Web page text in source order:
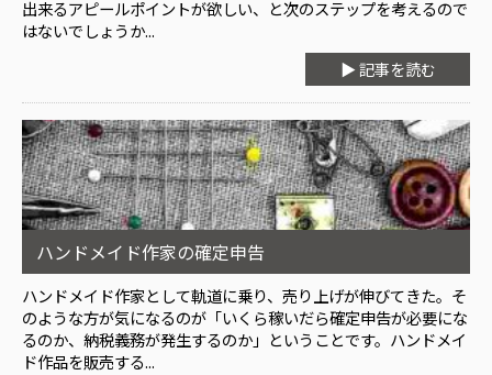
出来るアピールポイントが欲しい、と次のステップを考えるので
はないでしょうか...
▶ 記事を読む
ハンドメイド作家の確定申告
ハンドメイド作家として軌道に乗り、売り上げが伸びてきた。そ
のような方が気になるのが「いくら稼いだら確定申告が必要にな
るのか、納税義務が発生するのか」ということです。ハンドメイ
ド作品を販売する...